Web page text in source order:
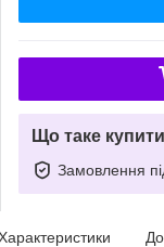
Що таке
Замовлення